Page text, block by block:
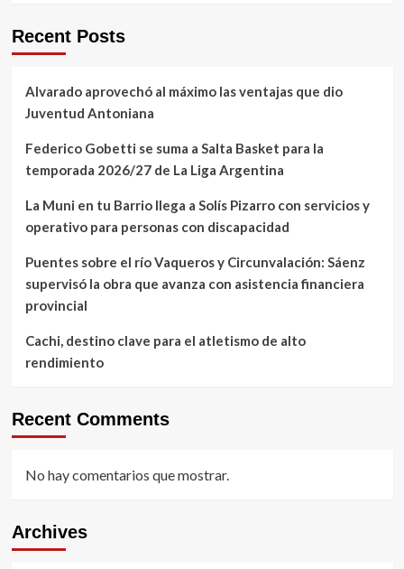
Recent Posts
Alvarado aprovechó al máximo las ventajas que dio
Juventud Antoniana
Federico Gobetti se suma a Salta Basket para la
temporada 2026/27 de La Liga Argentina
La Muni en tu Barrio llega a Solís Pizarro con servicios y
operativo para personas con discapacidad
Puentes sobre el río Vaqueros y Circunvalación: Sáenz
supervisó la obra que avanza con asistencia financiera
provincial
Cachi, destino clave para el atletismo de alto
rendimiento
Recent Comments
No hay comentarios que mostrar.
Archives